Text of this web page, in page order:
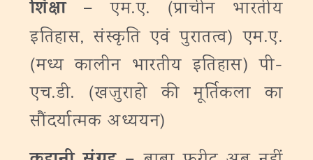
शिक्षा – एम.ए. (प्राचीन भारतीय
इतिहास, संस्कृति एवं पुरातत्व) एम.ए.
(मध्य कालीन भारतीय इतिहास) पी-
एच.डी. (खजुराहो की मूर्तिकला का
सौंदर्यात्मक अध्ययन)